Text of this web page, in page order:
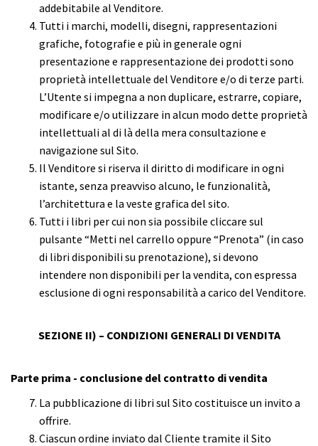
addebitabile al Venditore.
Tutti i marchi, modelli, disegni, rappresentazioni
grafiche, fotografie e più in generale ogni
presentazione e rappresentazione dei prodotti sono
proprietà intellettuale del Venditore e/o di terze parti.
L’Utente si impegna a non duplicare, estrarre, copiare,
modificare e/o utilizzare in alcun modo dette proprietà
intellettuali al di là della mera consultazione e
navigazione sul Sito.
Il Venditore si riserva il diritto di modificare in ogni
istante, senza preavviso alcuno, le funzionalità,
l’architettura e la veste grafica del sito.
Tutti i libri per cui non sia possibile cliccare sul
pulsante “Metti nel carrello oppure “Prenota” (in caso
di libri disponibili su prenotazione), si devono
intendere non disponibili per la vendita, con espressa
esclusione di ogni responsabilità a carico del Venditore.
SEZIONE II) – CONDIZIONI GENERALI DI VENDITA
Parte prima - conclusione del contratto di vendita
La pubblicazione di libri sul Sito costituisce un invito a
offrire.
Ciascun ordine inviato dal Cliente tramite il Sito